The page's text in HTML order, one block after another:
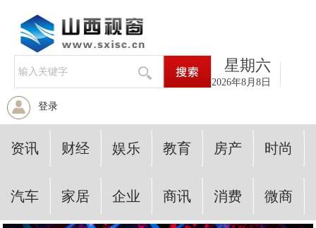
星期六
2026年8月8日
登录
资讯 财经 娱乐 教育 房产 时尚
汽车 家居 企业 商讯 消费 微商